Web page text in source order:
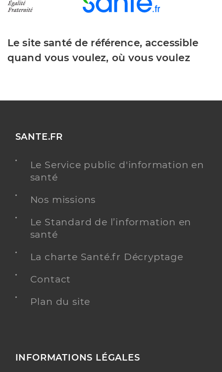
Le site santé de référence, accessible
quand vous voulez, où vous voulez
SANTE.FR
Le Service public d'information en
santé
Nos missions
Le Standard de l’information en
santé
La charte Santé.fr Décryptage
Contact
Plan du site
INFORMATIONS LÉGALES